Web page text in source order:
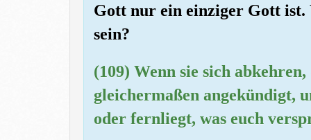
Gott nur ein einziger Gott
sein?
(109) Wenn sie sich
gleichermaßen angekündigt,
oder fernliegt, was euch